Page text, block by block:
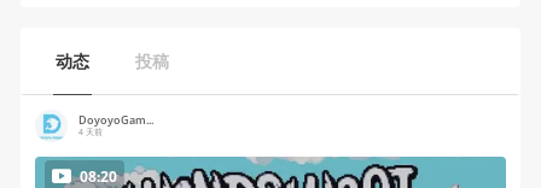
动态 投稿
DoyoyoGam...
4 天前
08:20